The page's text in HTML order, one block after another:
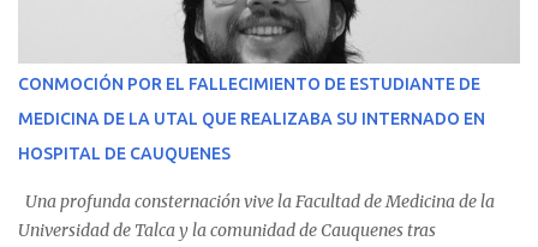
CONMOCIÓN POR EL FALLECIMIENTO DE ESTUDIANTE DE
MEDICINA DE LA UTAL QUE REALIZABA SU INTERNADO EN
HOSPITAL DE CAUQUENES
Una profunda consternación vive la Facultad de Medicina de la
Universidad de Talca y la comunidad de Cauquenes tras